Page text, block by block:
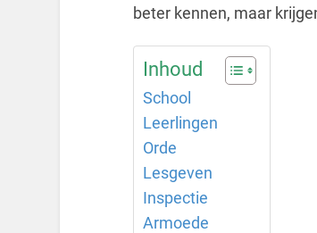
beter kennen, maar
Inhoud
School
Leerlingen
Orde
Lesgeven
Inspectie
Armoede